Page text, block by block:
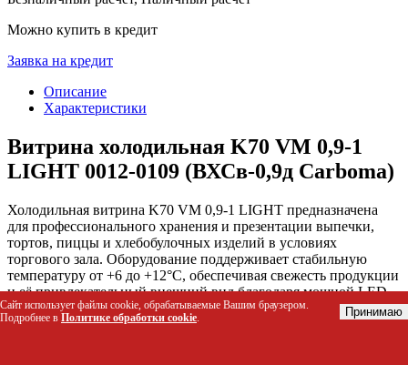
Можно купить в кредит
Заявка на кредит
Описание
Характеристики
Витрина холодильная K70 VM 0,9-1
LIGHT 0012-0109 (ВХСв-0,9д Carboma)
Холодильная витрина K70 VM 0,9-1 LIGHT предназначена
для профессионального хранения и презентации выпечки,
тортов, пиццы и хлебобулочных изделий в условиях
торгового зала. Оборудование поддерживает стабильную
температуру от +6 до +12°C, обеспечивая свежесть продукции
и её привлекательный внешний вид благодаря мощной LED-
подсветке каждой полки.
Сайт использует файлы cookie, обрабатываемые Вашим браузером.
Подробнее в Политике обработки cookie. Принимаю